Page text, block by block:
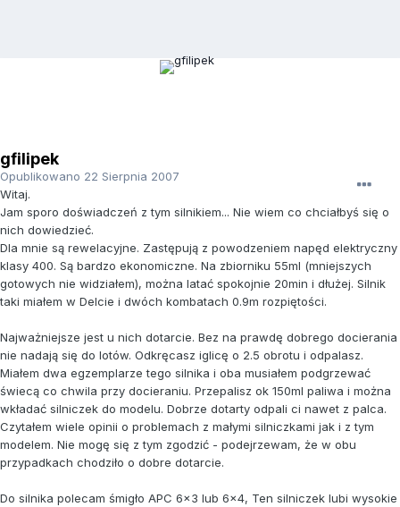
gfilipek
Opublikowano 22 Sierpnia 2007
Witaj.
Jam sporo doświadczeń z tym silnikiem... Nie wiem co chciałbyś się o
nich dowiedzieć.
Dla mnie są rewelacyjne. Zastępują z powodzeniem napęd elektryczny
klasy 400. Są bardzo ekonomiczne. Na zbiorniku 55ml (mniejszych
gotowych nie widziałem), można latać spokojnie 20min i dłużej. Silnik
taki miałem w Delcie i dwóch kombatach 0.9m rozpiętości.
Najważniejsze jest u nich dotarcie. Bez na prawdę dobrego docierania
nie nadają się do lotów. Odkręcasz iglicę o 2.5 obrotu i odpalasz.
Miałem dwa egzemplarze tego silnika i oba musiałem podgrzewać
świecą co chwila przy docieraniu. Przepalisz ok 150ml paliwa i można
wkładać silniczek do modelu. Dobrze dotarty odpali ci nawet z palca.
Czytałem wiele opinii o problemach z małymi silniczkami jak i z tym
modelem. Nie mogę się z tym zgodzić - podejrzewam, że w obu
przypadkach chodziło o dobre dotarcie.
Do silnika polecam śmigło APC 6x3 lub 6x4, Ten silniczek lubi wysokie